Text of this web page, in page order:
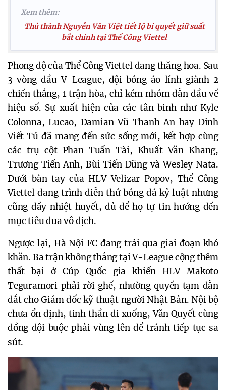
Xem thêm:
Thủ thành Nguyễn Văn Việt tiết lộ bí quyết giữ suất
bắt chính tại Thể Công Viettel
Phong độ của Thể Công Viettel đang thăng hoa. Sau
3 vòng đầu V-League, đội bóng áo lính giành 2
chiến thắng, 1 trận hòa, chỉ kém nhóm dẫn đầu về
hiệu số. Sự xuất hiện của các tân binh như Kyle
Colonna, Lucao, Damian Vũ Thanh An hay Đinh
Viết Tú đã mang đến sức sống mới, kết hợp cùng
các trụ cột Phan Tuấn Tài, Khuất Văn Khang,
Trương Tiến Anh, Bùi Tiến Dũng và Wesley Nata.
Dưới bàn tay của HLV Velizar Popov, Thể Công
Viettel đang trình diễn thứ bóng đá kỷ luật nhưng
cũng đầy nhiệt huyết, đủ để họ tự tin hướng đến
mục tiêu đua vô địch.
Ngược lại, Hà Nội FC đang trải qua giai đoạn khó
khăn. Ba trận không thắng tại V-League cộng thêm
thất bại ở Cúp Quốc gia khiến HLV Makoto
Teguramori phải rời ghế, nhường quyền tạm dẫn
dắt cho Giám đốc kỹ thuật người Nhật Bản. Nội bộ
chưa ổn định, tinh thần đi xuống, Văn Quyết cùng
đồng đội buộc phải vùng lên để tránh tiếp tục sa
sút.